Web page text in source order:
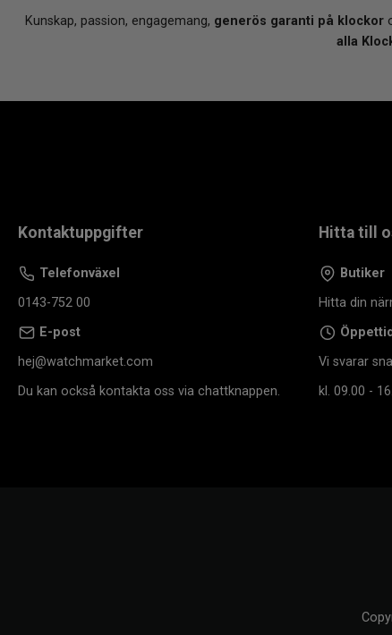
Kunskap, passion, engagemang, generös garanti på klockor
alla
Kontaktuppgifter
Telefonväxel
0143-752 00
E-post
hej@watchmarket.com
Du kan också kontakta oss via chattknappen.
Hitta till
Butiker
Hitta din
Vi svarar
kl. 09.00 -